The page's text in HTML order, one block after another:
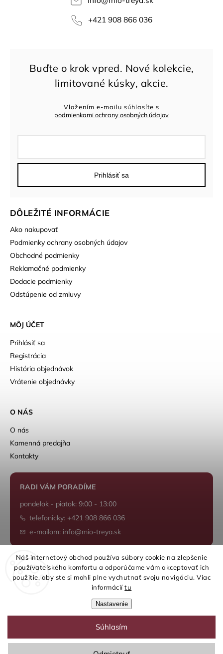
Náš internetový obchod používa súbory cookie na zlepšenie
používateľského komfortu a odporúčame vám akceptovať ich
použitie, aby ste si mohli plne vychutnať svoju navigáciu. Viac
informáciítu
Nastavenie
Súhlasím
+421 908 866 036
DÔLEŽITÉ INFORMÁCIE
Ako nakupovať
Podmienky ochrany osobných údajov
Obchodné podmienky
Reklamačné podmienky
Dodacie podmienky
Odstúpenie od zmluvy
MÔJ ÚČET
Prihlásiť sa
Registrácia
História objednávok
Vrátenie objednávky
Vložením e-mailu súhlasíte s
podmienkami ochrany osobných údajov
Prihlásiť sa
O NÁS
O nás
Kamenná predajňa
Kontakty
RADI VÁM PORADÍME
pondelok - piatok: 9:00 - 13:00
telefonicky: +421 908 866 036
e-mailom: info@mio-treya.sk
Shoptet.sk
Copyright 2026mio-treya.sk. Všetky práva vyhradené.
Upraviť nastavenie cookies